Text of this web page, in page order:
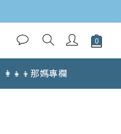
👩‍👧‍👦那媽專欄